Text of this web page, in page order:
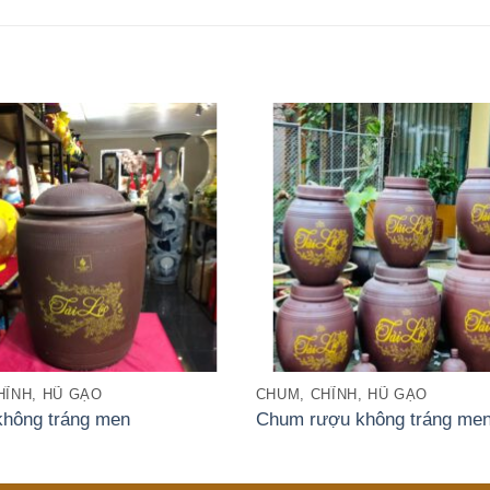
HŨ GẠO
tráng men
CHUM, CHĨNH, HŨ GẠO
Chum rượu không tráng